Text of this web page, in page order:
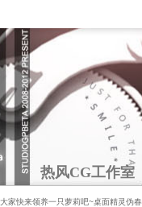
热风CG工作室
大家快来领养一只萝莉吧~桌面精灵伪